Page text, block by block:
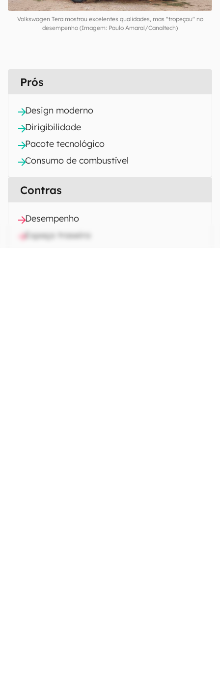
Volkswagen Tera mostrou excelentes qualidades, mas "tropeçou" no
desempenho (Imagem: Paulo Amaral/Canaltech)
Prós
Design moderno
Dirigibilidade
Pacote tecnológico
Consumo de combustível
Contras
Desempenho
Espaço traseiro